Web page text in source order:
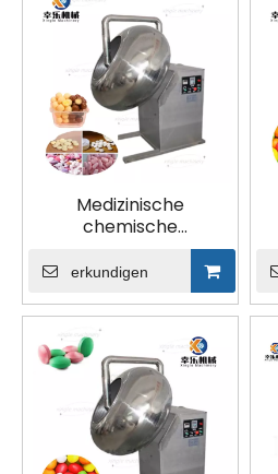
Medizinische
chemische
erkundigen